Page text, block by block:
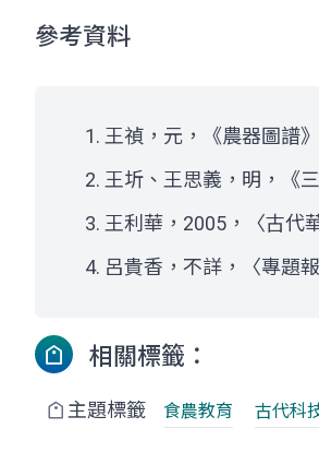
參考資料
王禎，元，《農器圖譜》
王圻、王思義，明，《
王利華，2005，〈古代
呂貴香，不詳，〈專題
相關標籤：
主題標籤 食農教育 古代科